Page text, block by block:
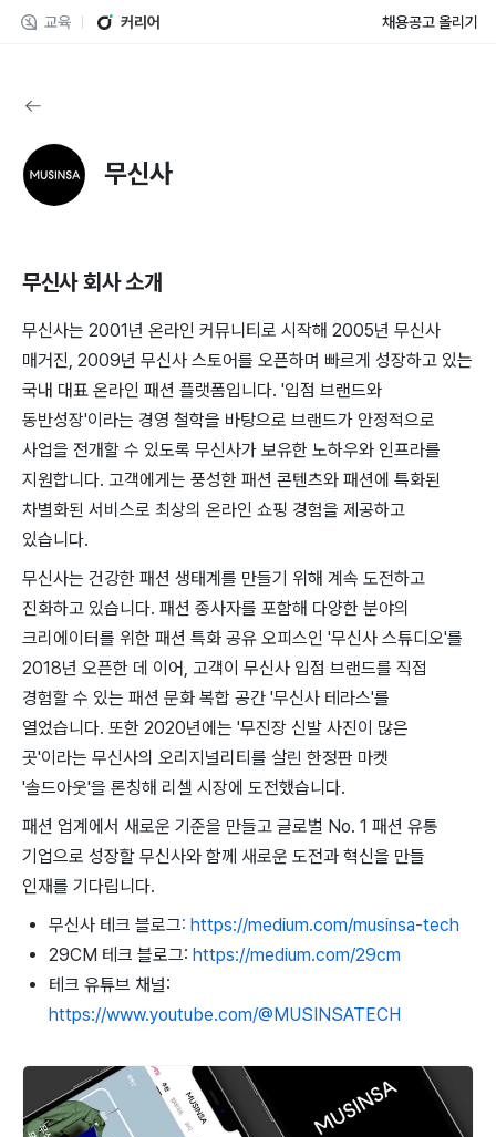
교육 커리어 채용공고 올리기
무신사
무신사회사 소개
무신사는 2001년 온라인 커뮤니티로 시작해 2005년 무신사
매거진, 2009년 무신사 스토어를 오픈하며 빠르게 성장하고 있는
국내 대표 온라인 패션 플랫폼입니다. '입점 브랜드와
동반성장'이라는 경영 철학을 바탕으로 브랜드가 안정적으로
사업을 전개할 수 있도록 무신사가 보유한 노하우와 인프라를
지원합니다. 고객에게는 풍성한 패션 콘텐츠와 패션에 특화된
차별화된 서비스로 최상의 온라인 쇼핑 경험을 제공하고
있습니다.
무신사는 건강한 패션 생태계를 만들기 위해 계속 도전하고
진화하고 있습니다. 패션 종사자를 포함해 다양한 분야의
크리에이터를 위한 패션 특화 공유 오피스인 '무신사 스튜디오'를
2018년 오픈한 데 이어, 고객이 무신사 입점 브랜드를 직접
경험할 수 있는 패션 문화 복합 공간 '무신사 테라스'를
열었습니다. 또한 2020년에는 '무진장 신발 사진이 많은
곳'이라는 무신사의 오리지널리티를 살린 한정판 마켓
'솔드아웃'을 론칭해 리셀 시장에 도전했습니다.
패션 업계에서 새로운 기준을 만들고 글로벌 No. 1 패션 유통
기업으로 성장할 무신사와 함께 새로운 도전과 혁신을 만들
인재를 기다립니다.
무신사 테크 블로그: https://medium.com/musinsa-tech
29CM 테크 블로그: https://medium.com/29cm
테크 유튜브 채널:
https://www.youtube.com/@MUSINSATECH